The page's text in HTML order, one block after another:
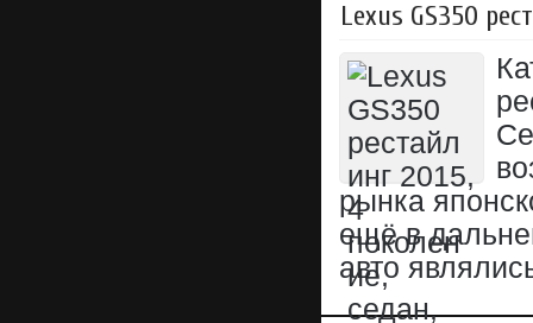
Lexus GS350
рынка
ещё в
авто